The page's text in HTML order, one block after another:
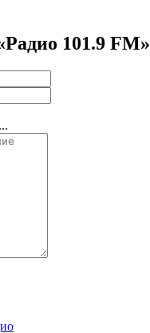
101.9 FM»